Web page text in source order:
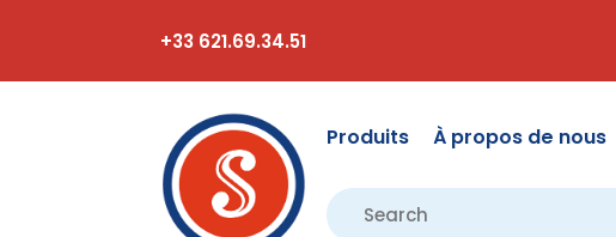
+33 621.69.34.51
Produits À propos de nous